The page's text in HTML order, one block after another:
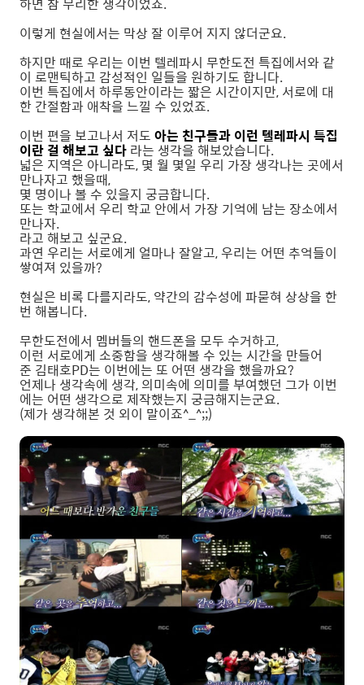
이렇게 현실에서는 막상 잘 이루어 지지 않더군요.
하지만 때로 우리는 이번 텔레파시 무한도전 특집에서와 같
이 로맨틱하고 감성적인 일들을 원하기도 합니다.
이번 특집에서 하루동안이라는 짧은 시간이지만, 서로에 대
한 간절함과 애착을 느낄 수 있었죠.
이번 편을 보고나서 저도 아는 친구들과 이런 텔레파시 특집
이란 걸 해보고 싶다 라는 생각을 해보았습니다.
넓은 지역은 아니라도, 몇 월 몇일 우리 가장 생각나는 곳에서
만나자고 했을때,
몇 명이나 볼 수 있을지 궁금합니다.
또는 학교에서 우리 학교 안에서 가장 기억에 남는 장소에서
만나자.
라고 해보고 싶군요.
과연 우리는 서로에게 얼마나 잘알고, 우리는 어떤 추억들이
쌓여져 있을까?
현실은 비록 다를지라도, 약간의 감수성에 파묻혀 상상을 한
번 해봅니다.
무한도전에서 멤버들의 핸드폰을 모두 수거하고,
이런 서로에게 소중함을 생각해볼 수 있는 시간을 만들어
준 김태호PD는 이번에는 또 어떤 생각을 했을까요?
언제나 생각속에 생각, 의미속에 의미를 부여했던 그가 이번
에는 어떤 생각으로 제작했는지 궁금해지는군요.
(제가 생각해본 것 외이 말이죠^_^;;)